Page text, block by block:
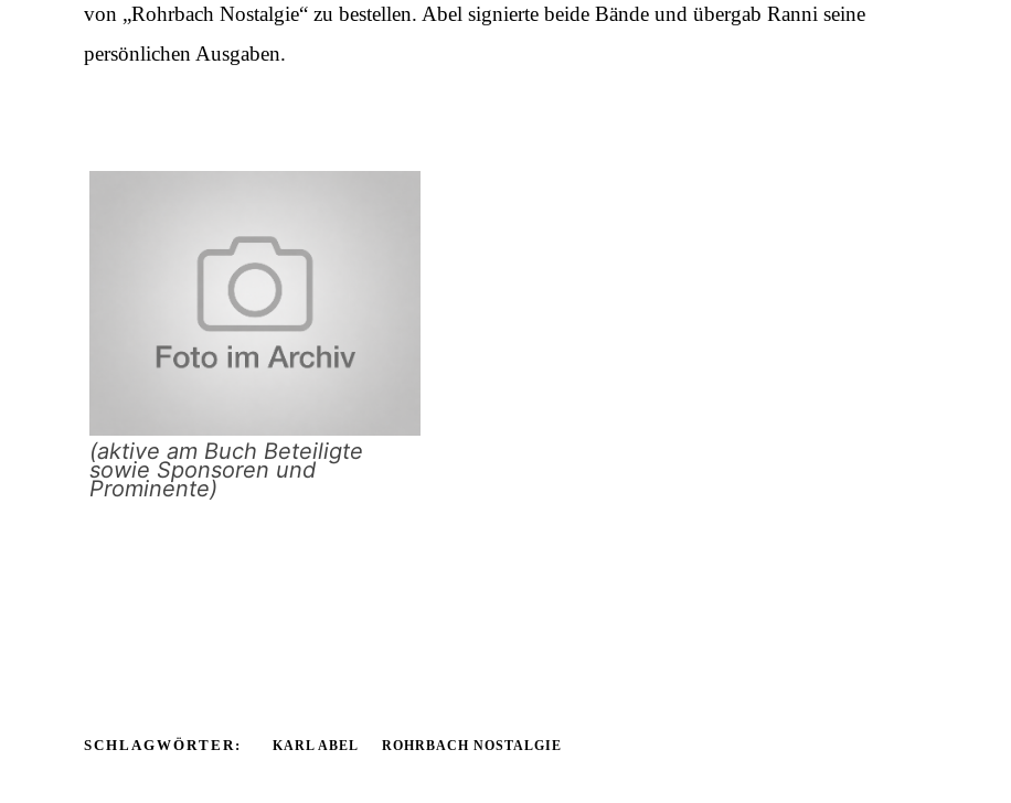
von „Rohrbach Nostalgie“ zu bestellen. Abel signierte beide Bände und übergab Ranni seine
persönlichen Ausgaben.
(aktive am Buch Beteiligte
sowie Sponsoren und
Prominente)
SCHLAGWÖRTER: KARL ABEL ROHRBACH NOSTALGIE